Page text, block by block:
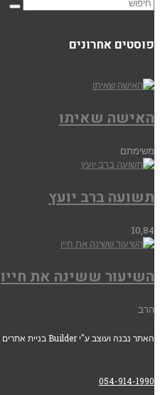
פוסטים אחרונים
האישה שאיתו
משימתם
תשועה ברב יועץ
10,84
השיעור ששינה את חייו
הרב
האתר נבנה ועוצב ע"י Builder בניית אתרים
054-914-1990